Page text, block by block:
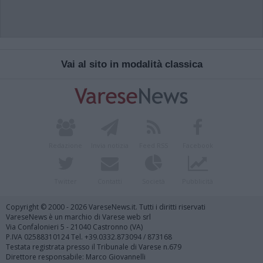
Vai al sito in modalità classica
Copyright © 2000 - 2026 VareseNews.it. Tutti i diritti riservati
VareseNews è un marchio di Varese web srl
Via Confalonieri 5 - 21040 Castronno (VA)
P.IVA 02588310124 Tel. +39.0332.873094 / 873168
Testata registrata presso il Tribunale di Varese n.679
Direttore responsabile: Marco Giovannelli